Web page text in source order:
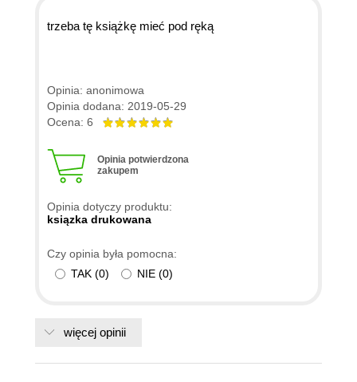
trzeba tę książkę mieć pod ręką
Opinia: anonimowa
Opinia dodana: 2019-05-29
Ocena: 6
Opinia potwierdzona
zakupem
Opinia dotyczy produktu:
ksiązka drukowana
Czy opinia była pomocna:
TAK (0) NIE (0)
więcej opinii